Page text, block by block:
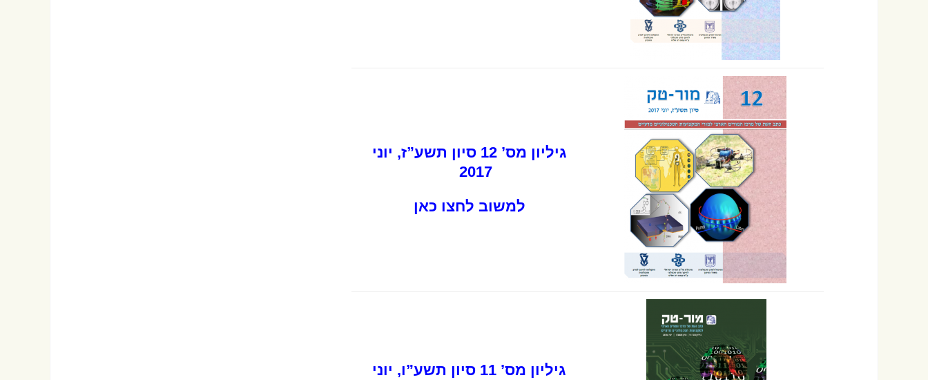
גיליון מס’ 12 סיון תשע”ז, יוני
2017
למשוב לחצו כאן
גיליון מס’ 11 סיון תשע”ו, יוני